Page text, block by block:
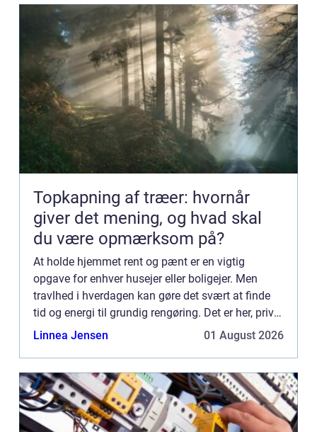
Topkapning af træer: hvornår
giver det mening, og hvad skal
du være opmærksom på?
At holde hjemmet rent og pænt er en vigtig
opgave for enhver husejer eller boligejer. Men
travlhed i hverdagen kan gøre det svært at finde
tid og energi til grundig rengøring. Det er her, privat
rengøring i Næst...
Linnea Jensen 01 August 2026